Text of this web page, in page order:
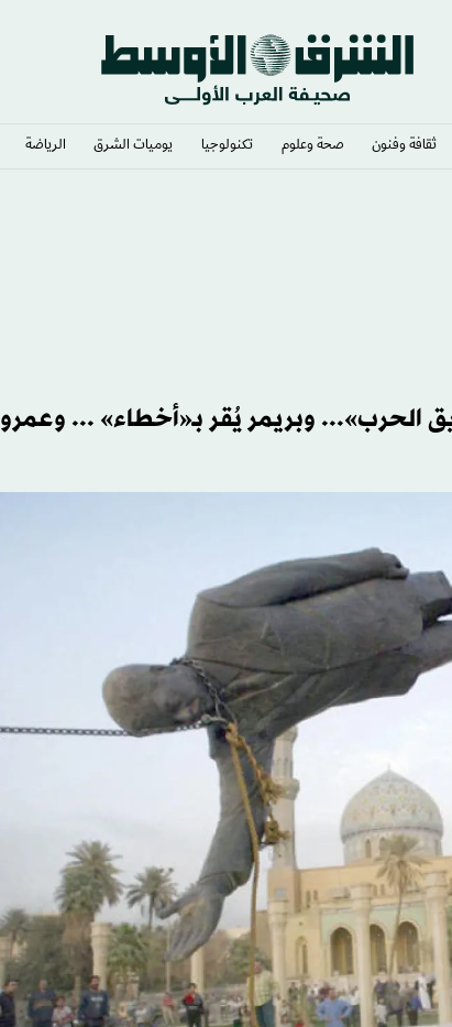
ثقافة وفنون صحة وعلوم تكنولوجيا يوميات الشرق​ الرياضة
الحرب»... وبريمر يُقر بـ«أخطاء» ... وعمرو